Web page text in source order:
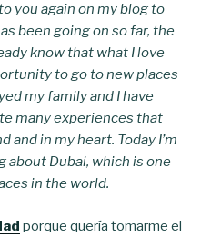
you again on my blog to
been going on so far, the
know that what I love
to go to new places
my family and I have
many experiences that
and in my heart. Today I’m
Dubai, which is one
in the world.
porque quería tomarme el